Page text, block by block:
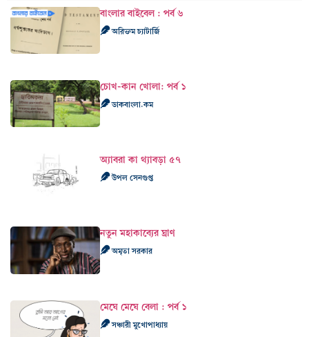
বাংলার বাইবেল : পর্ব ৬
অরিক্তম চ্যাটার্জি
চোখ-কান খোলা: পর্ব ১
ডাকবাংলা.কম
অ্যাবরা কা থ্যাবড়া ৫৭
উপল সেনগুপ্ত
নতুন মহাকাব্যের ঘ্রাণ
অমৃতা সরকার
মেঘে মেঘে বেলা : পর্ব ১
সঞ্চারী মুখোপাধ্যায়